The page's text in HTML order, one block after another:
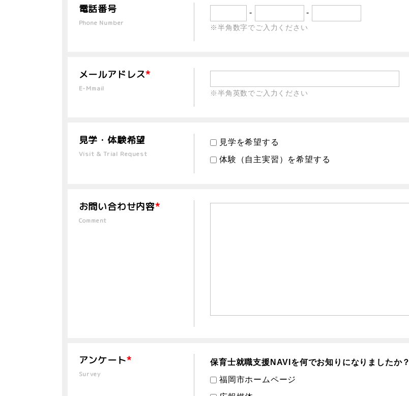
電話番号
Phone Number
- -
※半角数字でご入力ください
メールアドレス*
E-Mmail
※半角英数でご入力ください
見学・体験希望
Visit & Trial Request
見学を希望する
体験（自主実習）を希望する
お問い合わせ内容*
Comment
アンケート*
Survey
保育士就職支援NAVIを何でお知りになりましたか？
福岡市ホームページ